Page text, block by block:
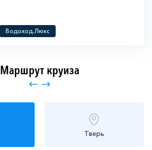
Водоход.Люкс
Маршрут круиза
Тверь